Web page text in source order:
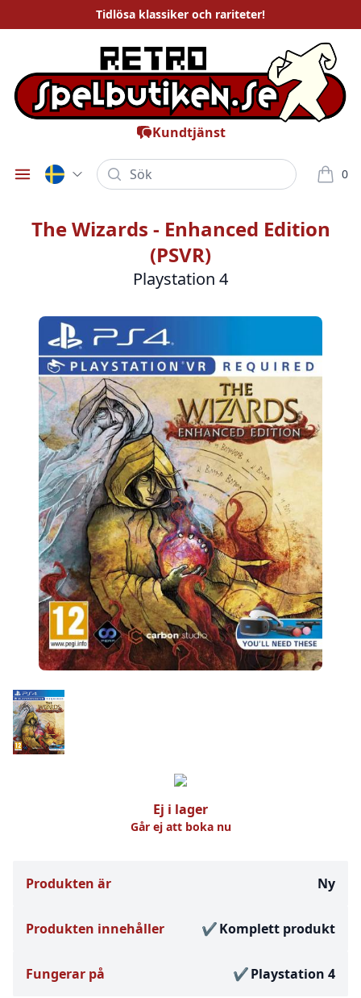
Tidlösa klassiker och rariteter!
Kundtjänst
Öppna meny
Sök 0
varor i
The Wizards - Enhanced Edition
(PSVR)
Playstation 4
Bilder
Ej i lager
Går ej att boka nu
Produkten är Ny
Produkten innehåller Komplett produkt
Fungerar på Playstation 4